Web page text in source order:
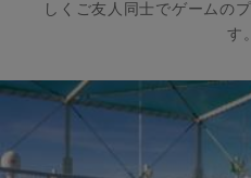
しくご友人同士でゲームの
す。